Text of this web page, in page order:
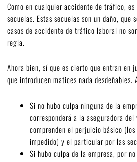
Como en cualquier accidente de tráfico, es
secuelas. Estas secuelas son un daño, que
casos de accidente de tráfico laboral no
regla.
Ahora bien, sí que es cierto que entran en
que introducen matices nada desdeñables.
Si no hubo culpa ninguna de la
corresponderá a la aseguradora
comprenden el perjuicio básico
impedido) y el particular por las
Si hubo culpa de la empresa, por